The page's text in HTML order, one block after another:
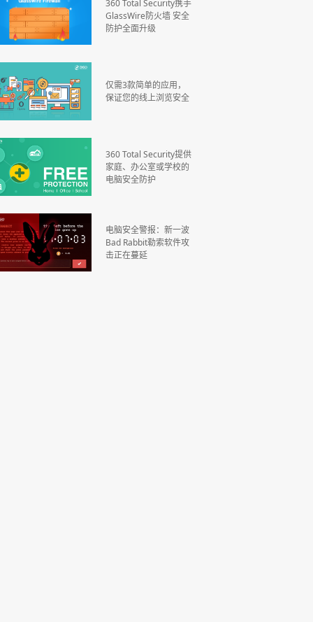
360 Total Security携手
GlassWire防火墙 安全
防护全面升级
仅需3款简单的应用，
保证您的线上浏览安全
360 Total Security提供
家庭、办公室或学校的
电脑安全防护
电脑安全警报：新一波
Bad Rabbit勒索软件攻
击正在蔓延